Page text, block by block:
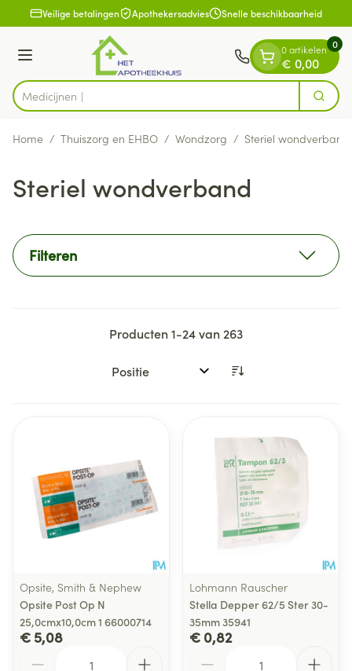
Ga naar de inhoud
1 van 1Veilige betalingen Apothekersadvies Snelle beschikbaarheid
Menu
Product, merk, categorie... Zoek
0 artikelen
€ 0,00
0
Home / Thuiszorg en EHBO / Wondzorg / Steriel wondverband
Steriel wondverband
Filteren
Producten1-24van 263
Sorteer op:
Opsite, Smith & Nephew
Opsite Post Op N
25,0cmx10,0cm 1 66000714
€ 5,08
Lohmann Rauscher
Stella Depper 62/5 Ster 30-
35mm 35941
€ 0,82